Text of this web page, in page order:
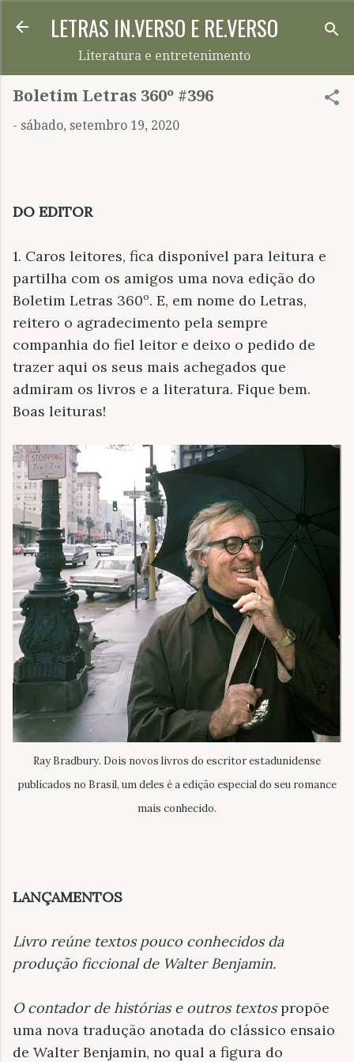
Pular para o conteúdo principal
LETRAS IN.VERSO E RE.VERSO
Literatura e entretenimento
Boletim Letras 360º #396
- sábado, setembro 19, 2020
DO EDITOR
1. Caros leitores, fica disponível para leitura e
partilha com os amigos uma nova edição do
Boletim Letras 360º. E, em nome do Letras,
reitero o agradecimento pela sempre
companhia do fiel leitor e deixo o pedido de
trazer aqui os seus mais achegados que
admiram os livros e a literatura. Fique bem.
Boas leituras!
Ray Bradbury. Dois novos livros do escritor estadunidense
publicados no Brasil, um deles é a edição especial do seu romance
mais conhecido.
LANÇAMENTOS
Livro reúne textos pouco conhecidos da
produção ficcional de Walter Benjamin.
O contador de histórias e outros textospropõe
uma nova tradução anotada do clássico ensaio
de Walter Benjamin, no qual a figura do